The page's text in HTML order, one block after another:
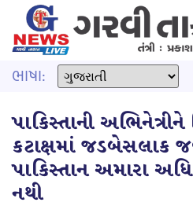
ભાષા:
પાકિસ્તાની
કટાક્ષમાં જડબેસલાક
પાકિસ્તાન અમારા
નથી